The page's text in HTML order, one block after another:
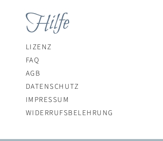
Hilfe
LIZENZ
FAQ
AGB
DATENSCHUTZ
IMPRESSUM
WIDERRUFSBELEHRUNG